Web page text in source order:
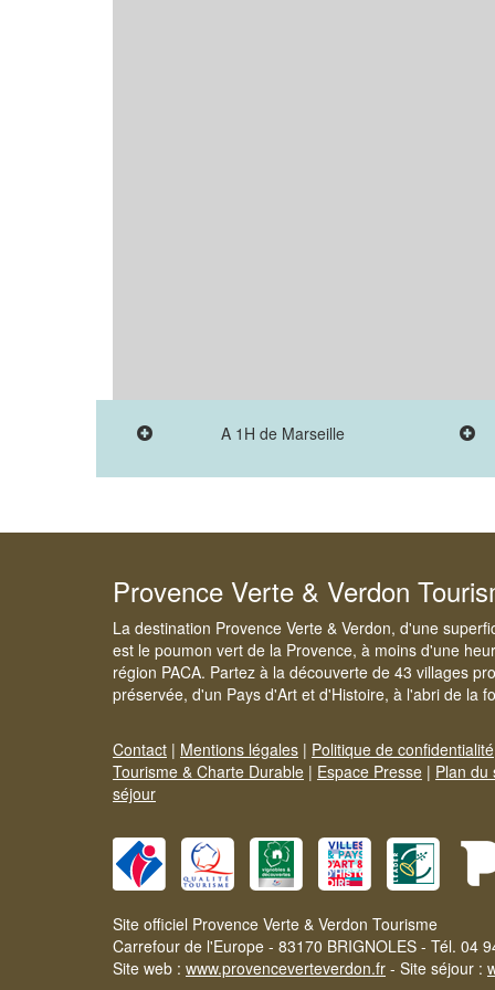
A 1H de Marseille
Provence Verte & Verdon
La destination Provence Verte & Verdon, d'une
est le poumon vert de la Provence, à moins d'une
région PACA. Partez à la découverte de 43 villages
préservée, d'un Pays d'Art et d'Histoire, à l'abri de la
Contact | Mentions légales | Politique de confidentialité
Tourisme & Charte Durable | Espace Presse | Plan du
séjour
Site officiel Provence Verte & Verdon Tourisme
Carrefour de l'Europe - 83170 BRIGNOLES - Tél. 04
Site web : www.provenceverteverdon.fr - Site séjour :